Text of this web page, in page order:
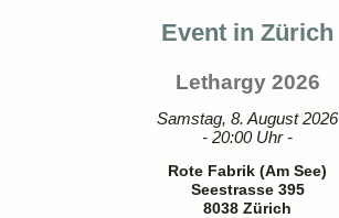
Event in Zürich
Lethargy 2026
Samstag, 8. August 2026
- 20:00 Uhr -
Rote Fabrik (Am See)
Seestrasse 395
8038 Zürich